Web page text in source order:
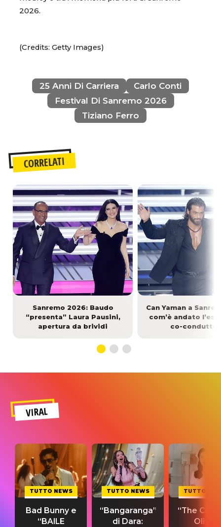
2026.
(Credits: Getty Images)
25 Anni Di Carriera
Carlo Conti
Festival Di Sanremo 2026
Tiziano Ferro
CORRELATI
Sanremo 2026: Baudo
“presenta” Laura Pausini,
apertura da brividi
Can Yaman a
com’è andato
co-
VIRAL
TUTTO NEWS
Bad Bunny e
“BAILE
TUTTO NEWS
“Bangaranga”
di Dara:
TUTTO
“The
Olivia